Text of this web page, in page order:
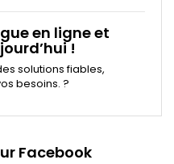
en ligne et
!
solutions fiables,
besoins. ?
Facebook